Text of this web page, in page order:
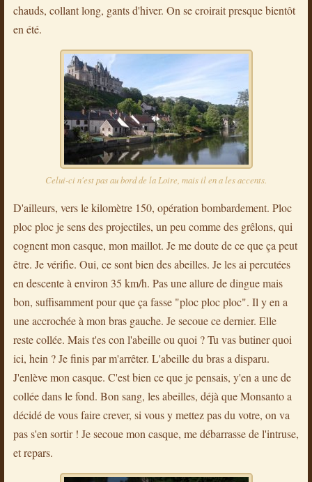
chauds, collant long, gants d'hiver. On se croirait presque bientôt
en été.
Celui-ci n'est pas au bord de la Loire, mais il en a les accents.
D'ailleurs, vers le kilomètre 150, opération bombardement. Ploc
ploc ploc je sens des projectiles, un peu comme des grêlons, qui
cognent mon casque, mon maillot. Je me doute de ce que ça peut
être. Je vérifie. Oui, ce sont bien des abeilles. Je les ai percutées
en descente à environ 35 km/h. Pas une allure de dingue mais
bon, suffisamment pour que ça fasse "ploc ploc ploc". Il y en a
une accrochée à mon bras gauche. Je secoue ce dernier. Elle
reste collée. Mais t'es con l'abeille ou quoi ? Tu vas butiner quoi
ici, hein ? Je finis par m'arrêter. L'abeille du bras a disparu.
J'enlève mon casque. C'est bien ce que je pensais, y'en a une de
collée dans le fond. Bon sang, les abeilles, déjà que Monsanto a
décidé de vous faire crever, si vous y mettez pas du votre, on va
pas s'en sortir ! Je secoue mon casque, me débarrasse de l'intruse,
et repars.